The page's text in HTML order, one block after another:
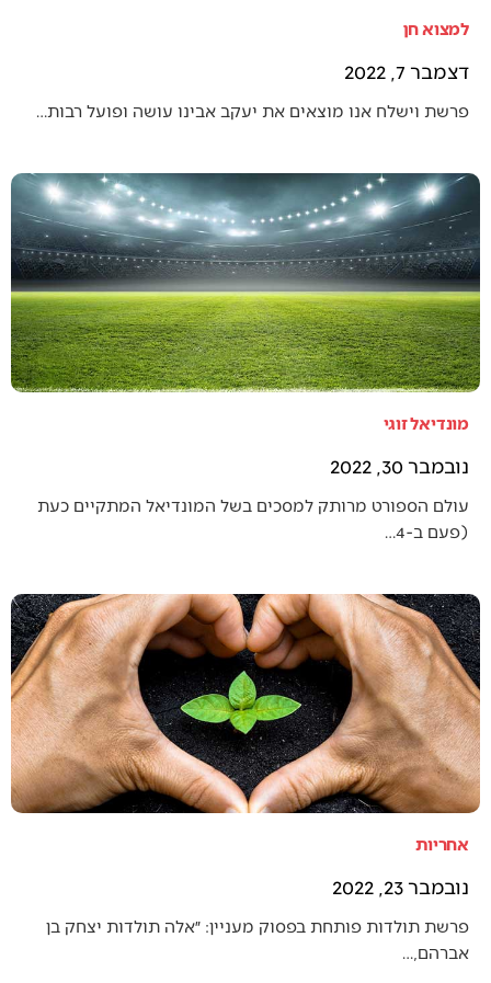
למצוא חן
דצמבר 7, 2022
פרשת וישלח אנו מוצאים את יעקב אבינו עושה ופועל רבות…
מונדיאל זוגי
נובמבר 30, 2022
עולם הספורט מרותק למסכים בשל המונדיאל המתקיים כעת
(פעם ב-4…
אחריות
נובמבר 23, 2022
פרשת תולדות פותחת בפסוק מעניין: ״אלה תולדות יצחק בן
אברהם,…